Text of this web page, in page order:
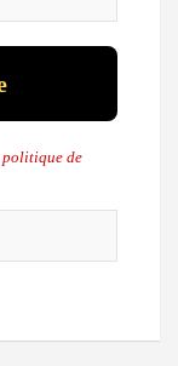
politique de